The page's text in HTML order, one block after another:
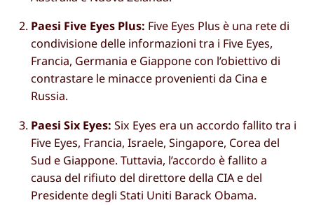
Paesi Five Eyes Plus: Five Eyes Plus è una rete di
condivisione delle informazioni tra i Five Eyes,
Francia, Germania e Giappone con l’obiettivo di
contrastare le minacce provenienti da Cina e
Russia.
Paesi Six Eyes: Six Eyes era un accordo fallito tra i
Five Eyes, Francia, Israele, Singapore, Corea del
Sud e Giappone. Tuttavia, l’accordo è fallito a
causa del rifiuto del direttore della CIA e del
Presidente degli Stati Uniti Barack Obama.